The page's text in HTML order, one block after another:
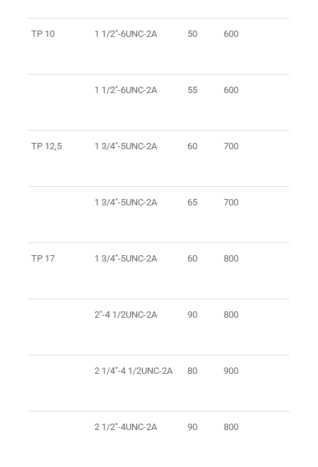
TP 10 1 1/2"-6UNC-2A 50 600
1 1/2"-6UNC-2A 55 600
TP 12,5 1 3/4"-5UNC-2A 60 700
1 3/4"-5UNC-2A 65 700
TP 17 1 3/4"-5UNC-2A 60 800
2"-4 1/2UNC-2A 90 800
2 1/4"-4 1/2UNC-2A 80 900
2 1/2"-4UNC-2A 90 800